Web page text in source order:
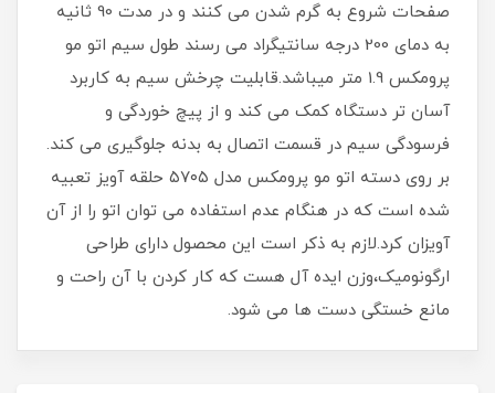
صفحات شروع به گرم شدن می کنند و در مدت 90 ثانیه
به دمای 200 درجه سانتیگراد می رسند طول سیم اتو مو
پرومکس 1.9 متر میباشد.قابلیت چرخش سیم به کاربرد
آسان تر دستگاه کمک می کند و از پیچ خوردگی و
فرسودگی سیم در قسمت اتصال به بدنه جلوگیری می کند.
بر روی دسته اتو مو پرومکس مدل ۵۷۰۵ حلقه آویز تعبیه
شده است که در هنگام عدم استفاده می توان اتو را از آن
آویزان کرد.لازم به ذکر است این محصول دارای طراحی
ارگونومیک،وزن ایده آل هست که کار کردن با آن راحت و
مانع خستگی دست ها می شود.